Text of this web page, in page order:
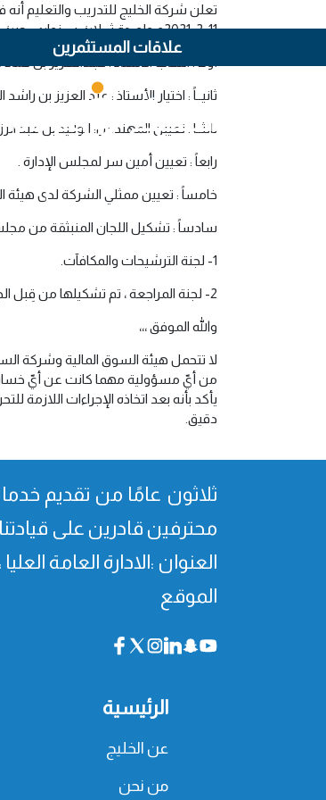
علاقات المستثمرين
11-2-2021م ولمـدة ثـــلاث سـنوات ، حيث قرر مجلس الإدارة في اجتماعه الأول ما يلي :
أولاً : انتخاب الأستاذ : عبـدالعـزيز بن
ثانيــاً : اختيار الأستاذ : عبد العزيز بن
ثالثــاً : تعيين المهندس: الولـيد بن عبد
رابعاً : تعيين أمين سر لمجلس الإدارة .
خامساً : تعيين ممثلي الشركة لدى هيئة
سادساً : تشكيل اللجان المنبثقة من
1- لجنة الترشيحات والمكافآت.
2- لجنة المراجعة ، تم تشكيلها من قِبل الجمعية العامة غير العادية التي عُقدت بتاريخ 22-11-2017م
والله الموفق ،،،
لا تتحمل هيئة السوق المالية وشركة
من أيّ مسؤولية مهما كانت عن أيّ خسارة
يأكد بأنه بعد اتخاذه الإجراءات
دقيق.
ثلاثون عامًا من تقدیم
محترفین قادرین على
العنوان :الادارة العامة
الموقع
الرئيسية
عن الخليج
من نحن